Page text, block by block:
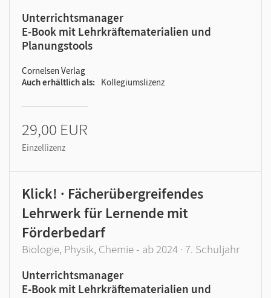
Unterrichtsmanager
E-Book mit Lehrkräftematerialien und
Planungstools
Cornelsen Verlag
Auch erhältlich als
Kollegiumslizenz
29,00 EUR
Einzellizenz
Klick! · Fächerübergreifendes
Lehrwerk für Lernende mit
Förderbedarf
Biologie, Physik, Chemie - ab 2024 · 7. Schuljahr
Unterrichtsmanager
E-Book mit Lehrkräftematerialien und